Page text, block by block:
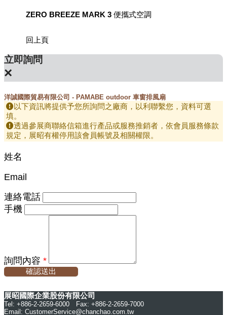
ZERO BREEZE MARK 3 便攜式空調
回上頁
立即詢問
×
洋誠國際貿易有限公司 - PAMABE outdoor 車窗排風扇
以下資訊將提供予您所詢問之廠商，以利聯繫您，資料可選
填。
透過參展商聯絡信箱進行產品或服務推銷者，依會員服務條款
規定，展昭有權停用該會員帳號及相關權限。
姓名
Email
連絡電話
手機
詢問內容 *
確認送出
展昭國際企業股份有限公司
Tel: +886-2-2659-6000 Fax: +886-2-2659-7000
Email: CustomerService@chanchao.com.tw